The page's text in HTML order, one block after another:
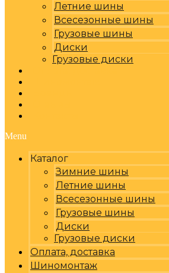
Летние шины
Всесезонные шины
Грузовые шины
Диски
Грузовые диски
Menu
Каталог
Зимние шины
Летние шины
Всесезонные шины
Грузовые шины
Диски
Грузовые диски
Оплата, доставка
Шиномонтаж